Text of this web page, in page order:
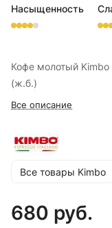
Насыщенность
Кофе молотый
(ж.б.)
Все описание
Все товары Kimbo
680 руб.